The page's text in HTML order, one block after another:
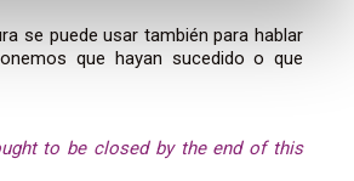
se puede usar también para hablar
que hayan sucedido o que
to be closed by the end of this